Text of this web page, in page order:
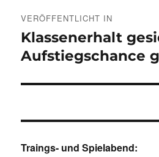
VERÖFFENTLICHT IN
Klassenerhalt
Aufstiegschance
Traings- und Spielabend: